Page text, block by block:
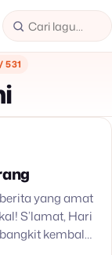
531
yang amat
S’lamat, Hari
kembali